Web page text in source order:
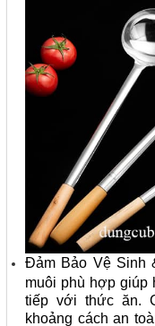
Đảm Bảo Vệ Sinh
muôi phù hợp giúp
tiếp với thức ăn.
khoảng cách an